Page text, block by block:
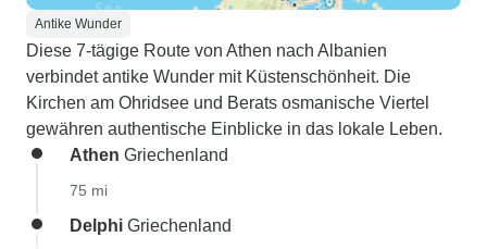
Antike Wunder
Diese 7-tägige Route von Athen nach Albanien
verbindet antike Wunder mit Küstenschönheit. Die
Kirchen am Ohridsee und Berats osmanische Viertel
gewähren authentische Einblicke in das lokale Leben.
Athen Griechenland
75 mi
Delphi Griechenland